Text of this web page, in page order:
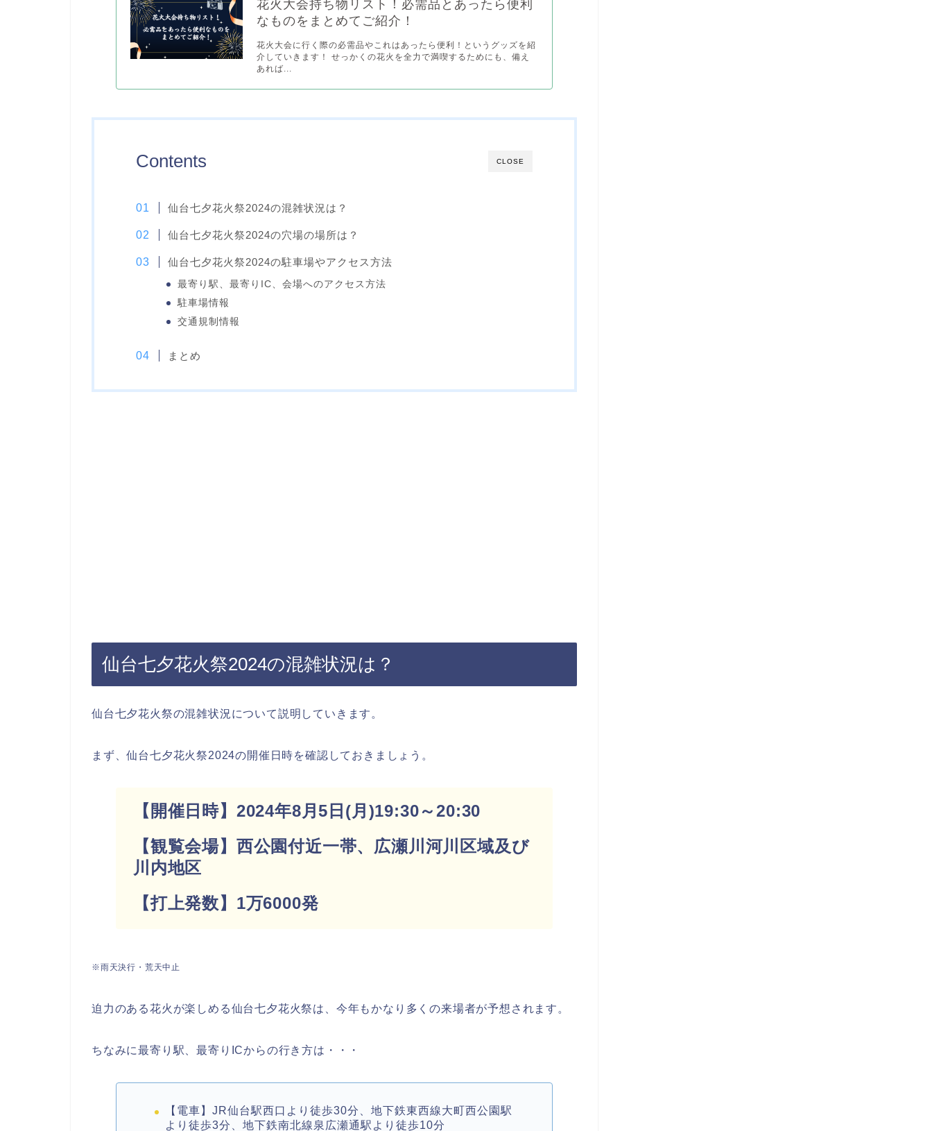
花火大会持ち物リスト！必需品とあったら便利
なものをまとめてご紹介！
花火大会に行く際の必需品やこれはあったら便利！というグッズを紹
介していきます！ せっかくの花火を全力で満喫するためにも、備え
あれば...
CLOSE
Contents
仙台七夕花火祭2024の混雑状況は？
仙台七夕花火祭2024の穴場の場所は？
仙台七夕花火祭2024の駐車場やアクセス方法
最寄り駅、最寄りIC、会場へのアクセス方法
駐車場情報
交通規制情報
まとめ
仙台七夕花火祭2024の混雑状況は？
仙台七夕花火祭の混雑状況について説明していきます。
まず、仙台七夕花火祭2024の開催日時を確認しておきましょう。
【開催日時】2024年8月5日(月)19:30～20:30
【観覧会場】西公園付近一帯、広瀬川河川区域及び
川内地区
【打上発数】1万6000発
※雨天決行・荒天中止
迫力のある花火が楽しめる仙台七夕花火祭は、今年もかなり多くの来場者が予想されます。
ちなみに最寄り駅、最寄りICからの行き方は・・・
【電車】JR仙台駅西口より徒歩30分、地下鉄東西線大町西公園駅
より徒歩3分、地下鉄南北線泉広瀬通駅より徒歩10分